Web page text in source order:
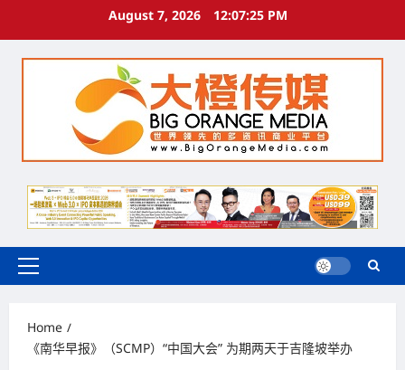
August 7, 2026 12:07:26 PM
Primary
Home
《南华早报》（SCMP）“中国大会” 为期两天于吉隆坡举办